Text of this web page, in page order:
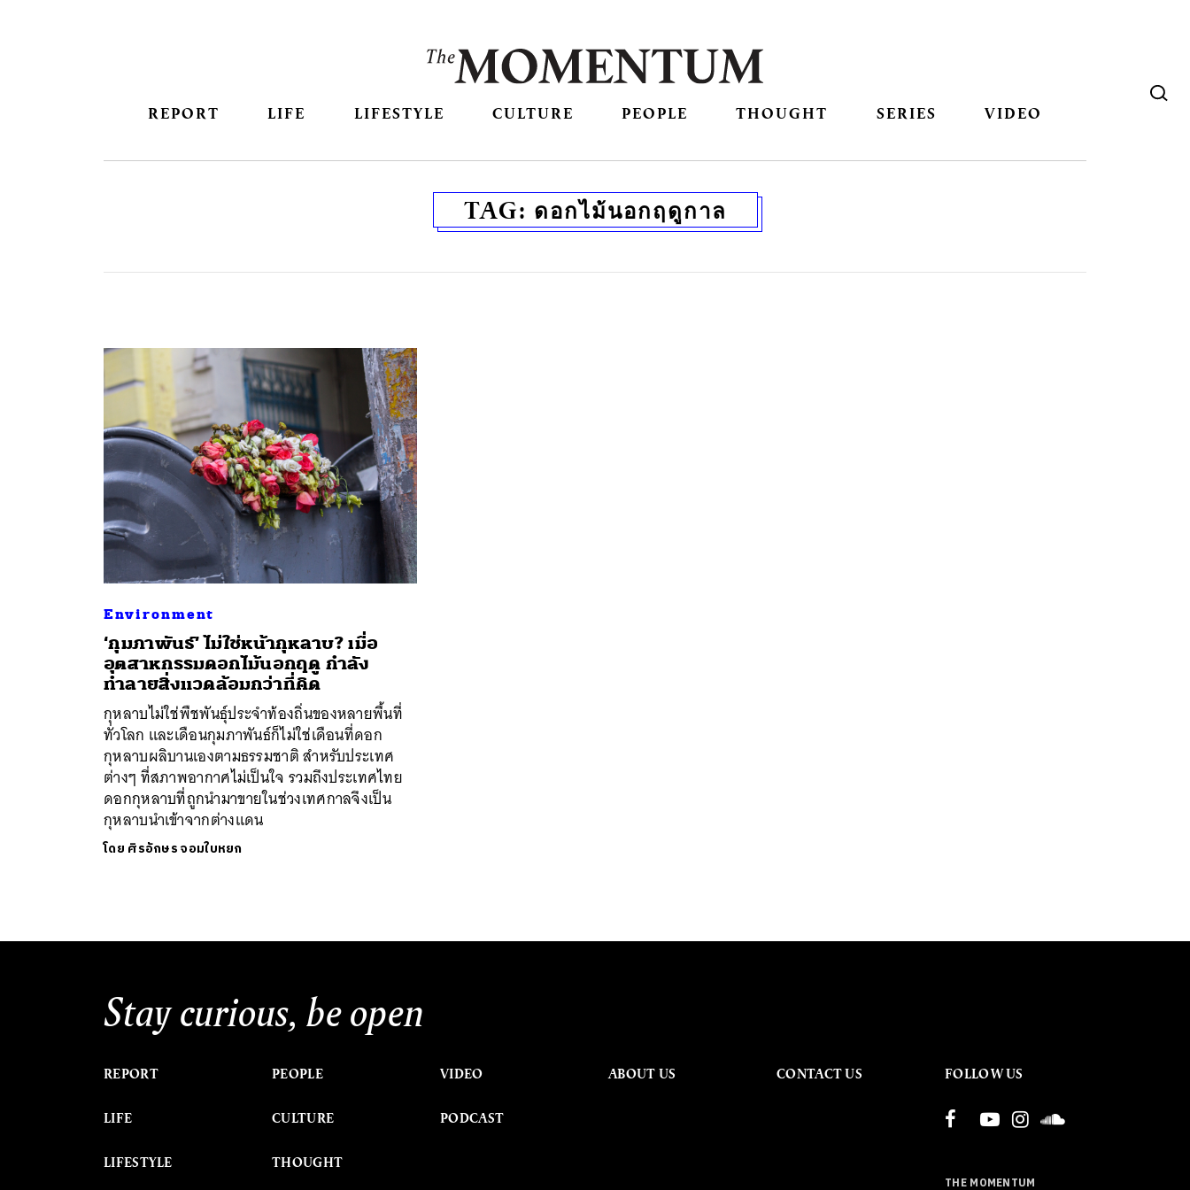
REPORT LIFE LIFESTYLE CULTURE PEOPLE THOUGHT SERIES VIDEO
TAG: ดอกไม้นอกฤดูกาล
Environment
‘กุมภาพันธ์’ ไม่ใช่หน้ากุหลาบ? เมื่อ
อุตสาหกรรมดอกไม้นอกฤดู กำลัง
ทำลายสิ่งแวดล้อมกว่าที่คิด
กุหลาบไม่ใช่พืชพันธ์ุประจำท้องถิ่นของหลายพื้นที่
ทั่วโลก และเดือนกุมภาพันธ์ก็ไม่ใช่เดือนที่ดอก
กุหลาบผลิบานเองตามธรรมชาติ สำหรับประเทศ
ต่างๆ ที่สภาพอากาศไม่เป็นใจ รวมถึงประเทศไทย
ดอกกุหลาบที่ถูกนำมาขายในช่วงเทศกาลจึงเป็น
กุหลาบนำเข้าจากต่างแดน
โดย ศิรอักษร จอมใบหยก
Stay curious, be open
REPORT
LIFE
LIFESTYLE
PEOPLE
CULTURE
THOUGHT
VIDEO
PODCAST
ABOUT US CONTACT US FOLLOW US
THE MOMENTUM